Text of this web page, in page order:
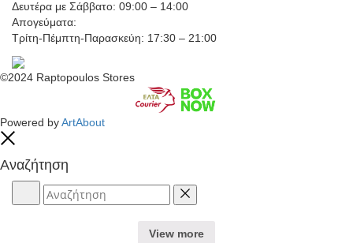
Δευτέρα με Σάββατο: 09:00 – 14:00
Απογεύματα:
Τρίτη-Πέμπτη-Παρασκεύη: 17:30 – 21:00
©2024 Raptopoulos Stores
Powered byArtAbout
Αναζήτηση
View more